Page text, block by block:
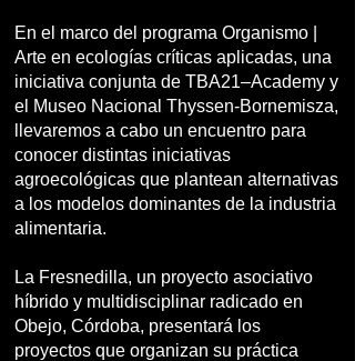
En el marco del programa Organismo |
Arte en ecologías críticas aplicadas, una
iniciativa conjunta de TBA21–Academy y
el Museo Nacional Thyssen-Bornemisza,
llevaremos a cabo un encuentro para
conocer distintas iniciativas
agroecológicas que plantean alternativas
a los modelos dominantes de la industria
alimentaria.
La Fresnedilla, un proyecto asociativo
híbrido y multidisciplinar radicado en
Obejo, Córdoba, presentará los
proyectos que organizan su práctica